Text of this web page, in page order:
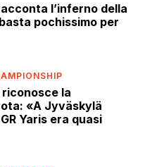
l’inferno della
pochissimo per
riconosce la
«A Jyväskylä
Yaris era quasi